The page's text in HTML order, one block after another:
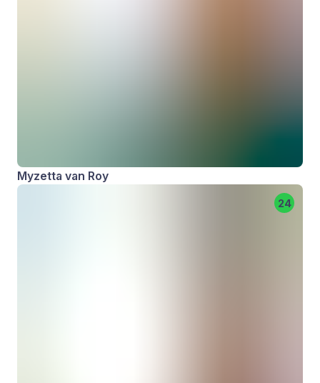
Myzetta van Roy
24